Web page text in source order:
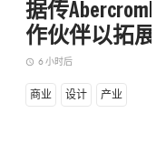
据传
作伙伴以拓展
access_time 6 小时后
商业 设计 产业